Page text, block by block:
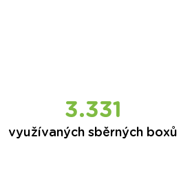
3.331
využívaných sběrných boxů